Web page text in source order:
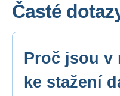
Časté
Proč jsou v
ke stažení